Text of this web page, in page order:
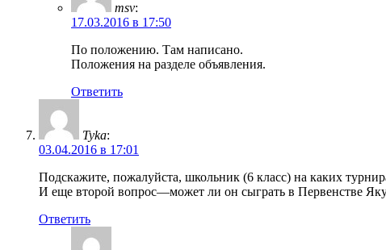
msv:
17.03.2016 в 17:50
По положению. Там написано.
Положения на разделе объявления.
Ответить
Tyka:
03.04.2016 в 17:01
Подскажите, пожалуйста, школьник (6 класс) на каких
И еще второй вопрос—может ли он сыграть в Первенстве
Ответить